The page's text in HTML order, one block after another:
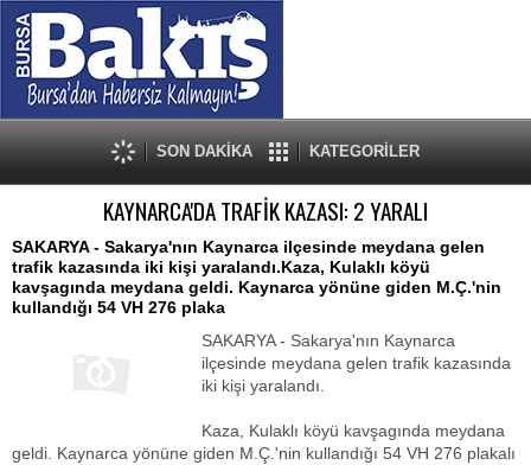
SON DAKİKA KATEGORİLER
KAYNARCA'DA TRAFİK KAZASI: 2 YARALI
SAKARYA - Sakarya'nın Kaynarca ilçesinde meydana gelen
trafik kazasında iki kişi yaralandı.Kaza, Kulaklı köyü
kavşagında meydana geldi. Kaynarca yönüne giden M.Ç.'nin
kullandığı 54 VH 276 plaka
SAKARYA - Sakarya'nın Kaynarca
ilçesinde meydana gelen trafik kazasında
iki kişi yaralandı.
Kaza, Kulaklı köyü kavşagında meydana
geldi. Kaynarca yönüne giden M.Ç.'nin kullandığı 54 VH 276 plakalı